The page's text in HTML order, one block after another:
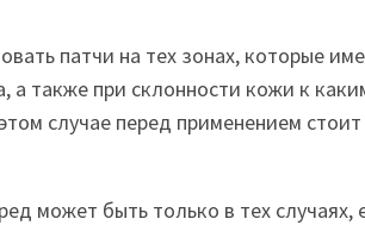
патчи на тех зонах, которые
а также при склонности кожи к
случае перед применением стоит
может быть только в тех случаях,